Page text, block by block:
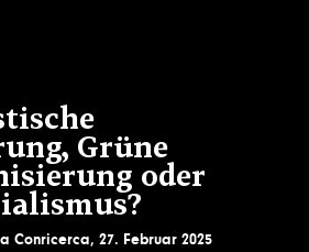
Grüne
oder
Conricerca, 27. Februar 2025